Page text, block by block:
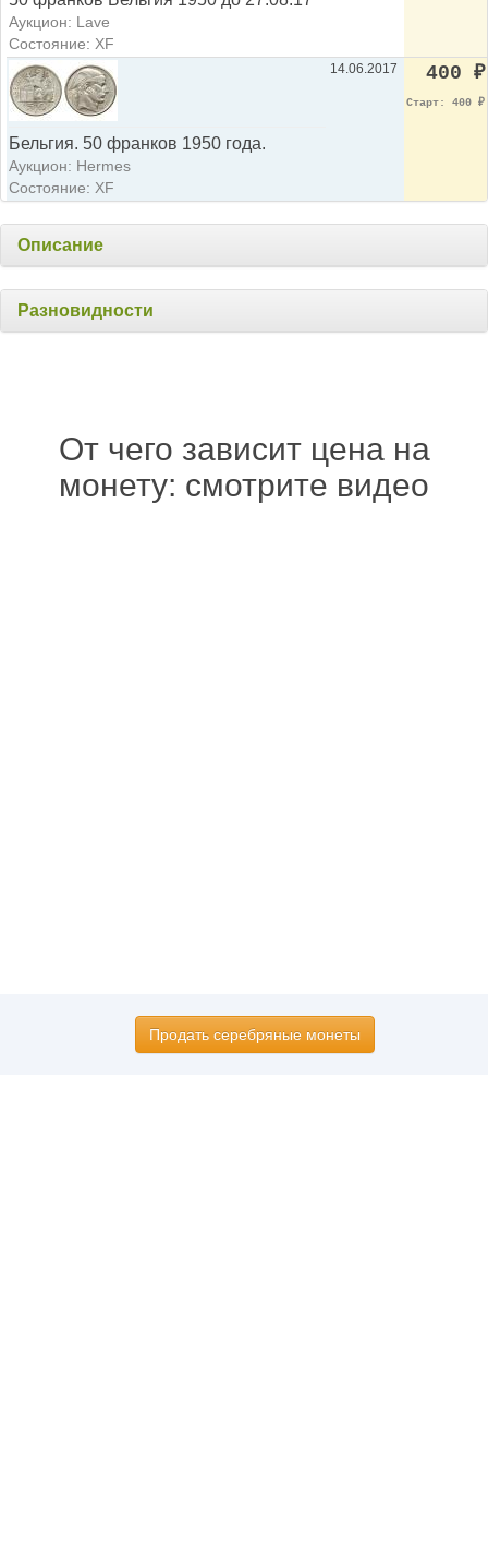
Аукцион: Lave
Состояние: XF
Бельгия. 50 франков 1950 года.
Аукцион: Hermes
Состояние: XF
14.06.2017 400 ₽
Старт: 400 ₽
Описание
Разновидности
От чего зависит цена на
монету: смотрите видео
Продать серебряные монеты